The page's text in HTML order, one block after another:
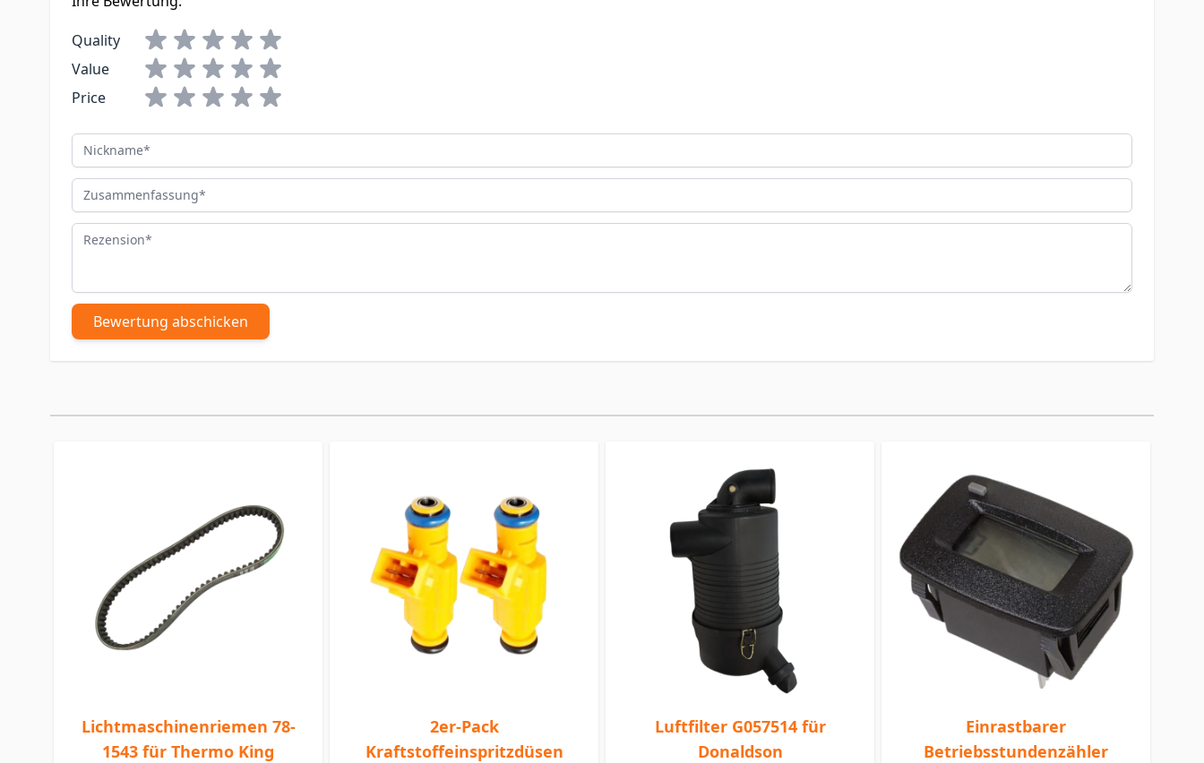
Quality
Value
Price
Nickname
Zusammenfassung
Rezension
Bewertung abschicken
Lichtmaschinenriemen 78-
1543 für Thermo King
2er-Pack
Kraftstoffeinspritzdüsen
Luftfilter G057514 für
Donaldson
Einrastbarer
Betriebsstundenzähler